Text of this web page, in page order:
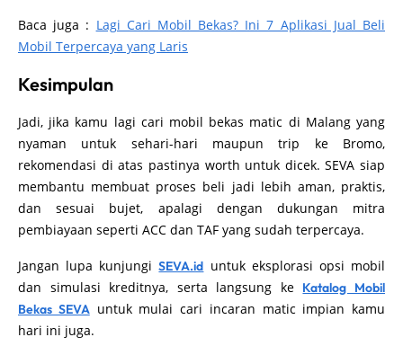
Baca juga : Lagi Cari Mobil Bekas? Ini 7 Aplikasi Jual Beli
Mobil Terpercaya yang Laris
Kesimpulan
Jadi, jika kamu lagi cari mobil bekas matic di Malang yang
nyaman untuk sehari-hari maupun trip ke Bromo,
rekomendasi di atas pastinya worth untuk dicek. SEVA siap
membantu membuat proses beli jadi lebih aman, praktis,
dan sesuai bujet, apalagi dengan dukungan mitra
pembiayaan seperti ACC dan TAF yang sudah terpercaya.
Jangan lupa kunjungiSEVA.id untuk eksplorasi opsi mobil
dan simulasi kreditnya, serta langsung ke Katalog Mobil
Bekas SEVAuntuk mulai cari incaran matic impian kamu
hari ini juga.